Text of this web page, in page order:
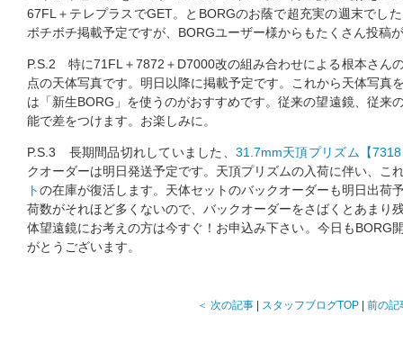
67FL＋テレプラスでGET。とBORGのお蔭で超充実の週末でし
ボチボチ掲載予定ですが、BORGユーザー様からもたくさん投稿
P.S.2 特に71FL＋7872＋D7000改の組み合わせによる根本さん
点の天体写真です。明日以降に掲載予定です。これから天体写真
は「新生BORG」を使うのがおすすめです。従来の望遠鏡、従来
能で差をつけます。お楽しみに。
P.S.3 長期間品切れしていました、 31.7mm天頂プリズム【
クオーダーは明日発送予定です。天頂プリズムの入荷に伴い、こ
トの在庫が復活します。天体セットのバックオーダーも明日出荷
荷数がそれほど多くないので、バックオーダーをさばくとあまり
体望遠鏡にお考えの方は今すぐ！お申込み下さい。今日もBORG
がとうございます。
＜ 次の記事 スタッフブログTOP 前の記